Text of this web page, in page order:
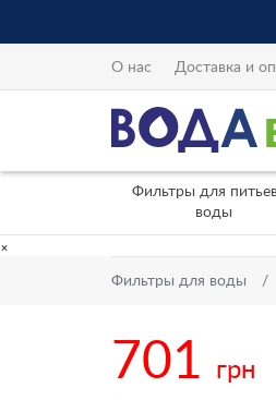
О нас Доставка и
Фильтры для
воды
×
Фильтры для воды
701 грн